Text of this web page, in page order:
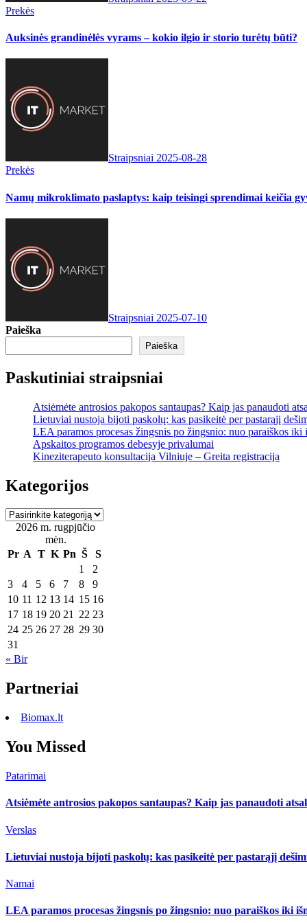
Prekės
Auksinės grandinėlės vyrams – kokio ilgio ir storio turėtų būti?
Straipsniai 2025-08-28
Prekės
Namų mikroklimato paslaptys: kaip teisingi sprendimai keičia
Straipsniai 2025-07-10
Paieška
Paieška
Paskutiniai straipsniai
Atsiėmėte antrosios pakopos santaupas? Kaip jas panaudoti
Lietuviai nustoja bijoti paskolų: kas pasikeitė per pastarąjį
LEA paramos procesas žingsnis po žingsnio: nuo paraiškos iki
Apskaitos programos debesyje privalumai
Kineziterapeuto konsultacija Vilniuje – Greita registracija
Kategorijos
Kategorijos
2026 m. rugpjūčio
mėn.
Pr A T K Pn Š
S
1
2
3
4 5 6 7 8
9
10 11 12 13 14 15 16
17 18 19 20 21 22 23
24 25 26 27 28 29 30
31
« Bir
Partneriai
Biomax.lt
You Missed
Patarimai
Atsiėmėte antrosios pakopos santaupas? Kaip jas panaudoti
Verslas
Lietuviai nustoja bijoti paskolų: kas pasikeitė per pastarąjį
Namai
LEA paramos procesas žingsnis po žingsnio: nuo paraiškos iki